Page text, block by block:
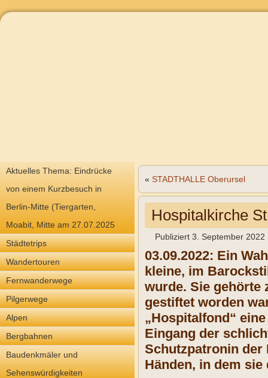
Aktuelles Thema: Eindrücke
von einem Kurzbesuch in
Berlin-Mitte (Tiergarten,
Moabit, Mitte am 27.07.2025
Städtetrips
Wandertouren
Fernwanderwege
Pilgerwege
Alpen
Bergbahnen
Baudenkmäler und
Sehenswürdigkeiten
« STADTHALLE Oberursel
Hospitalkirche
Publiziert 3. September 2022
03.09.2022: Ein
kleine, im
wurde. Sie gehörte
gestiftet worden
„Hospitalfond“
Eingang der
Schutzpatronin der
Händen, in dem